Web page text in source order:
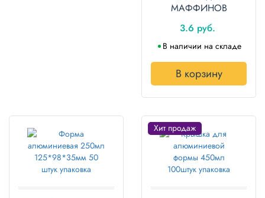
МАФФИНОВ
штук упаковка
3.6 руб.
В наличии на складе
В корзину
Хит продаж